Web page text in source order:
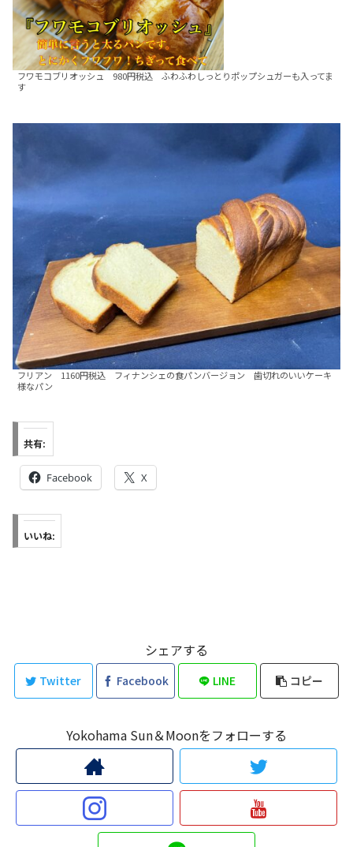
フワモコブリオッシュ 980円税込 ふわふわしっとりポップシュガーも入ってま
す
フリアン 1160円税込 フィナンシェの食パンバージョン 歯切れのいいケーキ
様なパン
共有:
Facebook X
いいね:
シェアする
Twitter Facebook LINE コピー
Yokohama Sun＆Moonをフォローする